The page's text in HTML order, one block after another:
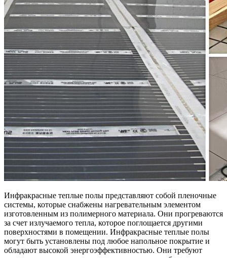
Инфракрасные теплые полы представляют собой пленочные
системы, которые снабжены нагревательным элементом
изготовленным из полимерного материала. Они прогреваются
за счет излучаемого тепла, которое поглощается другими
поверхностями в помещении. Инфракрасные теплые полы
могут быть установлены под любое напольное покрытие и
обладают высокой энергоэффективностью. Они требуют